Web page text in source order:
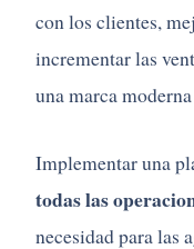
con los clientes,
incrementar las
una marca
Implementar una
todas las
necesidad para las